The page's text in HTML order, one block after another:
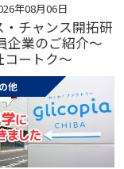
年08月06日
・チャンス開拓研
企業のご紹介～
コートク～
他